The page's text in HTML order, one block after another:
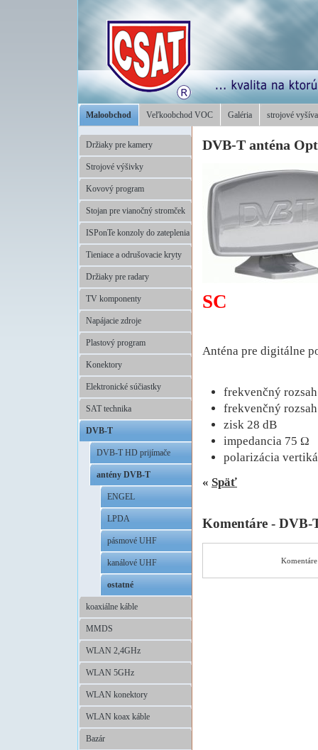
Maloobchod Veľkoobchod VOC Galéria strojové
Držiaky pre kamery
Strojové výšivky
Kovový program
Stojan pre vianočný stromček
ISPonTe konzoly do zateplenia
Tieniace a odrušovacie kryty
Držiaky pre radary
TV komponenty
Napájacie zdroje
Plastový program
Konektory
Elektronické súčiastky
SAT technika
DVB-T
DVB-T HD prijímače
antény DVB-T
ENGEL
LPDA
pásmové UHF
kanálové UHF
ostatné
koaxiálne káble
MMDS
WLAN 2,4GHz
WLAN 5GHz
WLAN konektory
WLAN koax káble
Bazár
DVB-T anténa
SC
Anténa pre digitálne
frekvenčný
frekvenčný
zisk 28 dB
impedancia 75 Ω
polarizácia
« Späť
Komentáre - DVB-